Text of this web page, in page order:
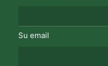
Su email